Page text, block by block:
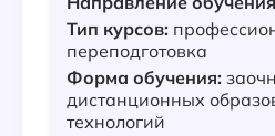
Тип курсов:
переподготовка
Форма обучения:
дистанционных
технологий